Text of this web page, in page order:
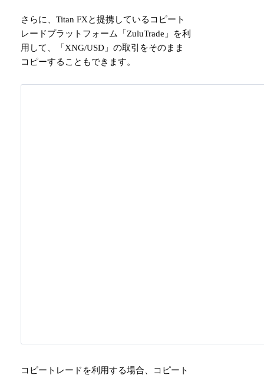
さらに、Titan FXと提携しているコピート
レードプラットフォーム「ZuluTrade」を利
用して、「XNG/USD」の取引をそのまま
コピーすることもできます。
コピートレードを利用する場合、コピート